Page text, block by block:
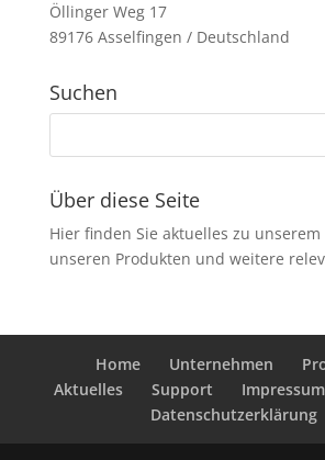
Öllinger Weg 17
89176 Asselfingen / Deutschland
Suchen
Über diese Seite
Hier finden Sie aktuelles zu
unseren Produkten und weitere
Home Unternehmen
Aktuelles
Support Impressum
Datenschutzerklärung